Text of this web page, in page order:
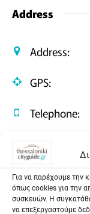
Για να παρέχουμε την
όπως cookies για την
συσκευών. Η
να επεξεργαστούμε
Address
Address:
GPS:
Telephone: